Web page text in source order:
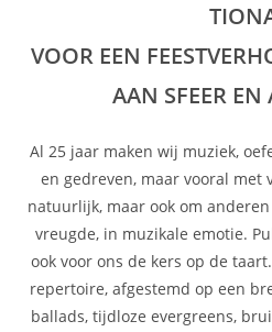
VOOR EEN
AAN SFEER
Al 25 jaar maken wij muziek,
en gedreven, maar vooral met
natuurlijk, maar ook om
vreugde, in muzikale emotie.
ook voor ons de kers op de
repertoire, afgestemd op een
ballads, tijdloze evergreens,